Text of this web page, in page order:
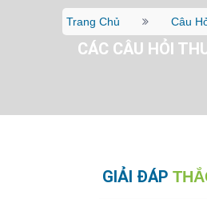
Trang Chủ Câu
CÁC CÂU HỎI
GIẢI ĐÁP